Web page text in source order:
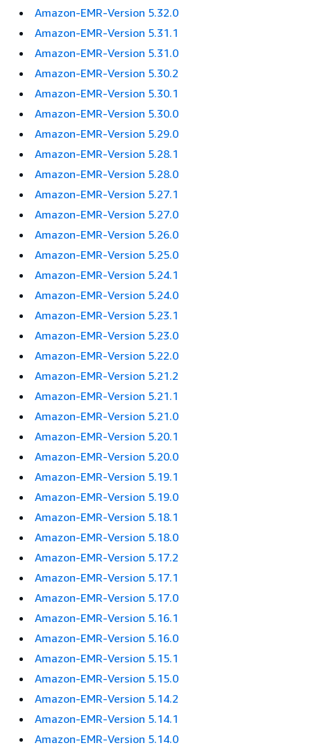
Amazon-EMR-Version 5.32.0
Amazon-EMR-Version 5.31.1
Amazon-EMR-Version 5.31.0
Amazon-EMR-Version 5.30.2
Amazon-EMR-Version 5.30.1
Amazon-EMR-Version 5.30.0
Amazon-EMR-Version 5.29.0
Amazon-EMR-Version 5.28.1
Amazon-EMR-Version 5.28.0
Amazon-EMR-Version 5.27.1
Amazon-EMR-Version 5.27.0
Amazon-EMR-Version 5.26.0
Amazon-EMR-Version 5.25.0
Amazon-EMR-Version 5.24.1
Amazon-EMR-Version 5.24.0
Amazon-EMR-Version 5.23.1
Amazon-EMR-Version 5.23.0
Amazon-EMR-Version 5.22.0
Amazon-EMR-Version 5.21.2
Amazon-EMR-Version 5.21.1
Amazon-EMR-Version 5.21.0
Amazon-EMR-Version 5.20.1
Amazon-EMR-Version 5.20.0
Amazon-EMR-Version 5.19.1
Amazon-EMR-Version 5.19.0
Amazon-EMR-Version 5.18.1
Amazon-EMR-Version 5.18.0
Amazon-EMR-Version 5.17.2
Amazon-EMR-Version 5.17.1
Amazon-EMR-Version 5.17.0
Amazon-EMR-Version 5.16.1
Amazon-EMR-Version 5.16.0
Amazon-EMR-Version 5.15.1
Amazon-EMR-Version 5.15.0
Amazon-EMR-Version 5.14.2
Amazon-EMR-Version 5.14.1
Amazon-EMR-Version 5.14.0